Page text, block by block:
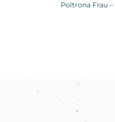
Poltrona Frau –